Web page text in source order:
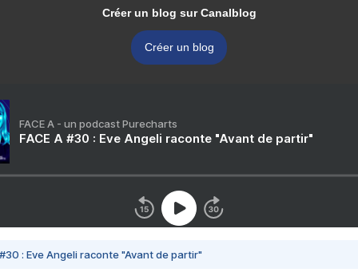
Créer un blog sur Canalblog
Créer un blog
FACE A - un podcast Purecharts
FACE A #30 : Eve Angeli raconte "Avant de partir"
#30 : Eve Angeli raconte "Avant de partir"